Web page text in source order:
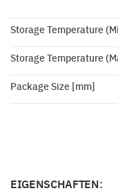
Storage Temperature
Storage Temperature
Package Size [mm]
EIGENSCHAFTEN: